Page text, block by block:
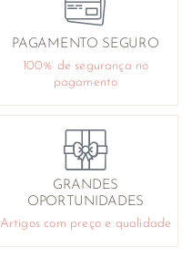
PAGAMENTO SEGURO
100% de segurança no
pagamento
GRANDES
OPORTUNIDADES
Artigos com preço e qualidade